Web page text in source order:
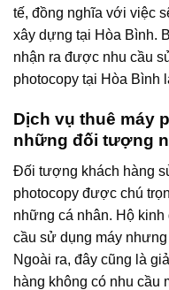
tế, đồng nghĩa với việc
xây dựng tại Hòa Bình.
nhận ra được nhu cầu
photocopy tại Hòa Bình
Dịch vụ thuê máy
những đối tượng
Đối tượng khách hàng
photocopy được chú
những cá nhân. Hộ kinh
cầu sử dụng máy
Ngoài ra, đây cũng là
hàng không có nhu cầu